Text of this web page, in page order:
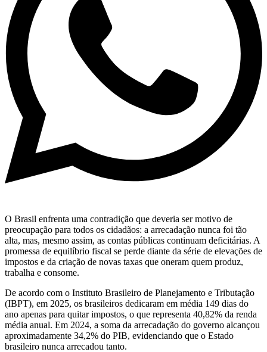
O Brasil enfrenta uma contradição que deveria ser motivo de
preocupação para todos os cidadãos: a arrecadação nunca foi tão
alta, mas, mesmo assim, as contas públicas continuam deficitárias. A
promessa de equilíbrio fiscal se perde diante da série de elevações de
impostos e da criação de novas taxas que oneram quem produz,
trabalha e consome.
De acordo com o Instituto Brasileiro de Planejamento e Tributação
(IBPT), em 2025, os brasileiros dedicaram em média 149 dias do
ano apenas para quitar impostos, o que representa 40,82% da renda
média anual. Em 2024, a soma da arrecadação do governo alcançou
aproximadamente 34,2% do PIB, evidenciando que o Estado
brasileiro nunca arrecadou tanto.